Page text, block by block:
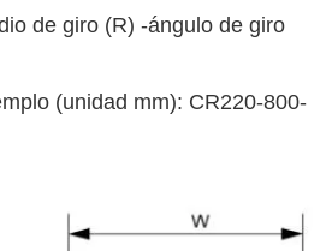
de giro (R) -ángulo de giro
(unidad mm): CR220-800-